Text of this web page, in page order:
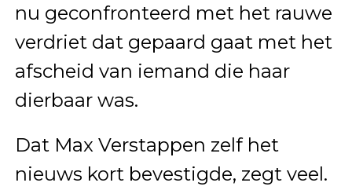
nu geconfronteerd met het rauwe
verdriet dat gepaard gaat met het
afscheid van iemand die haar
dierbaar was.
Dat Max Verstappen zelf het
nieuws kort bevestigde, zegt veel.